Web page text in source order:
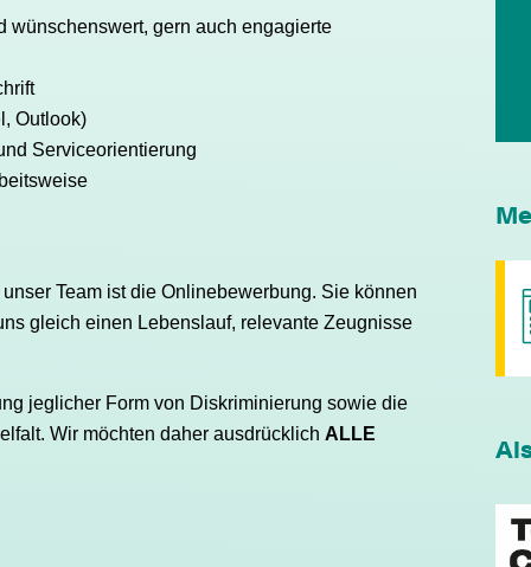
wünschenswert, gern auch engagierte
Outlook)
Serviceorientierung
Team ist die Onlinebewerbung. Sie können
gleich einen Lebenslauf, relevante Zeugnisse
jeglicher Form von Diskriminierung sowie die
Wir möchten daher ausdrücklich ALLE